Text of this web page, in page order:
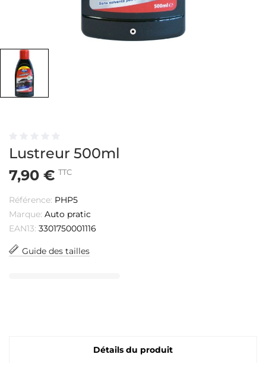
Lustreur 500ml
7,90 € TTC
Référence: PHP5
Marque: Auto pratic
EAN13: 3301750001116
Guide des tailles
Détails du produit